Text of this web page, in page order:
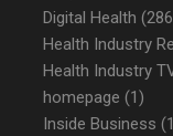
Digital Health
Health Industry
Health Industry
homepage (1)
Inside Business